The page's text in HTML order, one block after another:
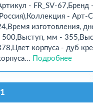
- FR_SV-67,Бренд
- Арт-
изготовления,
500,Выступ, мм -
корпуса - дуб
Подробнее